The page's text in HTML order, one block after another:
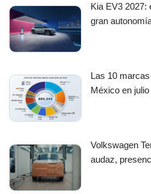
Kia EV3 2027:
gran
Las 10
México en
Volkswagen
audaz,